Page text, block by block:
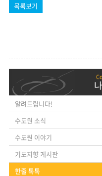
목록보기
알려드립니다!
수도원 소식
수도원 이야기
기도지향 게시판
한줄 톡톡